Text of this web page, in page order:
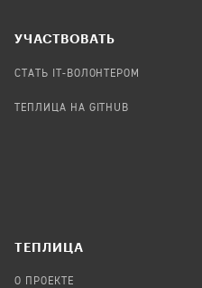
УЧАСТВОВАТЬ
СТАТЬ IT-ВОЛОНТЕРОМ
ТЕПЛИЦА НА GITHUB
TЕПЛИЦА
О ПРОЕКТЕ